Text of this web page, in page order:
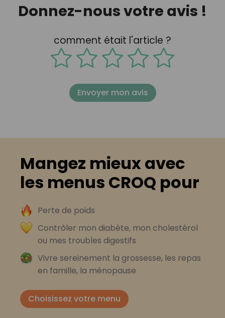
Donnez-nous votre avis !
comment était l'article ?
Envoyer mon avis
Mangez mieux avec
les menus CROQ pour
Perte de poids
Contrôler mon diabète, mon cholestérol
ou mes troubles digestifs
Vivre sereinement la grossesse, les repas
en famille, la ménopause
Choisissez votre menu